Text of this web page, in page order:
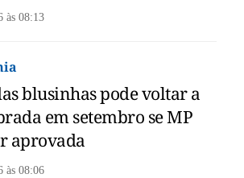
às08:13
blusinhas pode voltar a
em setembro se MP
aprovada
às08:06